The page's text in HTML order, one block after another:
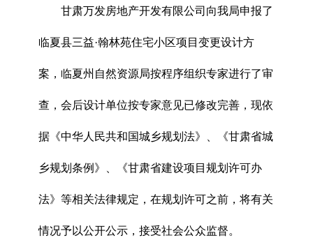
甘肃万发房地产开发有限公司向我局申报了
临夏县三益·翰林苑住宅小区项目变更设计方
案，临夏州自然资源局按程序组织专家进行了审
查，会后设计单位按专家意见已修改完善，现依
据《中华人民共和国城乡规划法》、《甘肃省城
乡规划条例》、《甘肃省建设项目规划许可办
法》等相关法律规定，在规划许可之前，将有关
情况予以公开公示，接受社会公众监督。